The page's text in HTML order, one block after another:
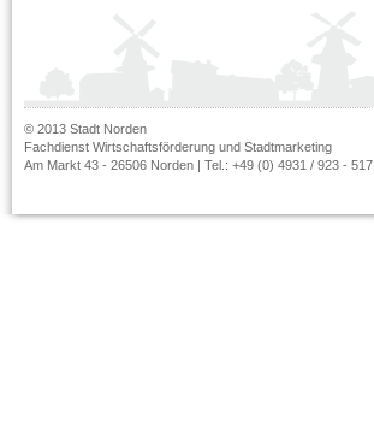
© 2013 Stadt Norden
Fachdienst Wirtschaftsförderung und Stadtmarketing
Am Markt 43 - 26506 Norden | Tel.: +49 (0) 4931 / 923 - 517